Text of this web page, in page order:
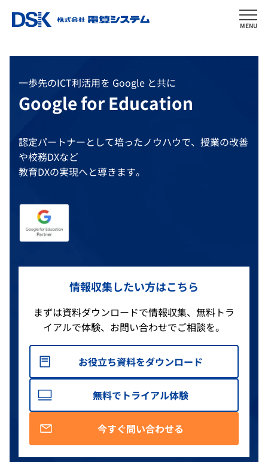
MENU
一歩先のICT利活用を Google と共に
Google for Education
認定パートナーとして培ったノウハウで、授業の改善
や校務DXなど
教育DXの実現へと導きます。
情報収集したい方はこちら
まずは資料ダウンロードで情報収集、無料トラ
イアルで体験、お問い合わせでご相談を。
お役立ち資料をダウンロード
無料でトライアル体験
今すぐ問い合わせる